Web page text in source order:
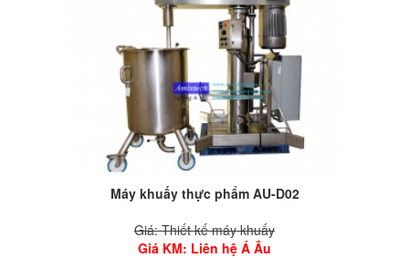
Máy khuấy thùng phuy AD-05
Giá: Thiết kế máy khuấy
Giá KM: Liên hệ Á Âu